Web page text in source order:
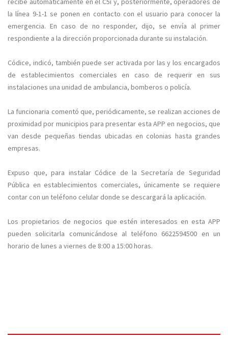
la línea 9-1-1 se ponen en contacto con el usuario para conocer la
emergencia. En caso de no responder, dijo, se envía al primer
respondiente a la dirección proporcionada durante su instalación.
Códice, indicó, también puede ser activada por las y los encargados
de establecimientos comerciales en caso de requerir en sus
instalaciones una unidad de ambulancia, bomberos o policía.
La funcionaria comentó que, periódicamente, se realizan acciones de
proximidad por municipios para presentar esta APP en negocios, que
van desde pequeñas tiendas ubicadas en colonias hasta grandes
empresas.
Expuso que, para instalar Códice de la Secretaría de Seguridad
Pública en establecimientos comerciales, únicamente se requiere
contar con un teléfono celular donde se descargará la aplicación.
Los propietarios de negocios que estén interesados en esta APP
pueden solicitarla comunicándose al teléfono 6622594500 en un
horario de lunes a viernes de 8:00 a 15:00 horas.